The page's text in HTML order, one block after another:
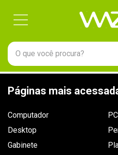
O que você procura?
Páginas mais
Computador
Desktop
Gabinete
1º
ssd